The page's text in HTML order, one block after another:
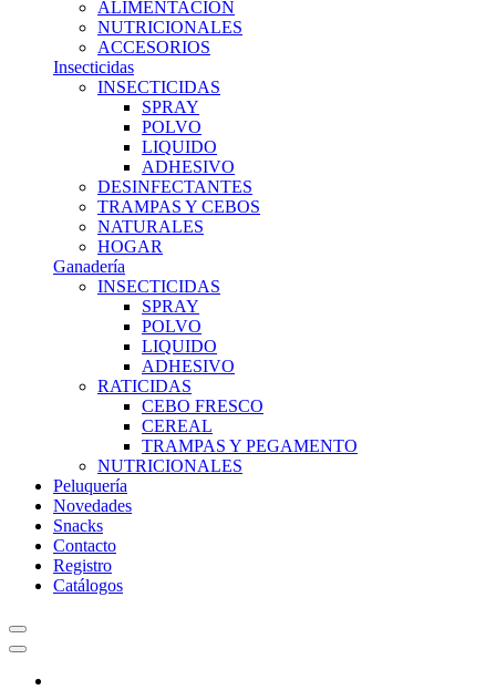
ALIMENTACION
NUTRICIONALES
ACCESORIOS
Insecticidas
INSECTICIDAS
SPRAY
POLVO
LIQUIDO
ADHESIVO
DESINFECTANTES
TRAMPAS Y CEBOS
NATURALES
HOGAR
Ganadería
INSECTICIDAS
SPRAY
POLVO
LIQUIDO
ADHESIVO
RATICIDAS
CEBO FRESCO
CEREAL
TRAMPAS Y PEGAMENTO
NUTRICIONALES
Peluquería
Novedades
Snacks
Contacto
Registro
Catálogos